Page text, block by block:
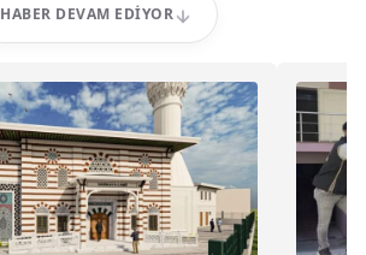
HABER DEVAM EDIYOR